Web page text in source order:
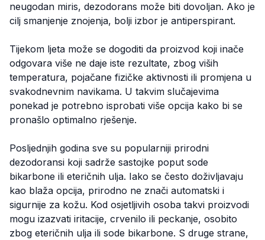
neugodan miris, dezodorans može biti dovoljan. Ako je
cilj smanjenje znojenja, bolji izbor je antiperspirant.
Tijekom ljeta može se dogoditi da proizvod koji inače
odgovara više ne daje iste rezultate, zbog viših
temperatura, pojačane fizičke aktivnosti ili promjena u
svakodnevnim navikama. U takvim slučajevima
ponekad je potrebno isprobati više opcija kako bi se
pronašlo optimalno rješenje.
Posljednjih godina sve su popularniji prirodni
dezodoransi koji sadrže sastojke poput sode
bikarbone ili eteričnih ulja. Iako se često doživljavaju
kao blaža opcija, prirodno ne znači automatski i
sigurnije za kožu. Kod osjetljivih osoba takvi proizvodi
mogu izazvati iritacije, crvenilo ili peckanje, osobito
zbog eteričnih ulja ili sode bikarbone. S druge strane,